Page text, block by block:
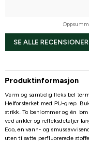
SE ALLE RECENSIONER
Produktinformasjon
Varm og samtidig fleksibel
Helforsterket med PU-grep.
strikk. To benlommer og én
ved ankler og refleksdetaljer
Eco, en vann- og
uten tilsatte perfluorerede